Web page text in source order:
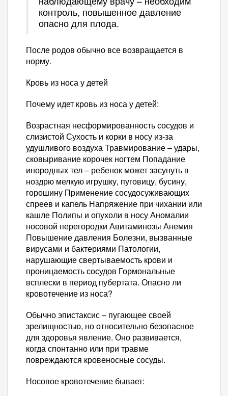
контроль, повышенное давление
опасно для плода.
После родов обычно все возвращается в
норму.
Кровь из носа у детей
Почему идет кровь из носа у детей:
Возрастная несформированность сосудов и
слизистой Сухость и корки в носу из-за
удушливого воздуха Травмирование – удары,
сковыривание корочек ногтем Попадание
инородных тел – ребенок может засунуть в
ноздрю мелкую игрушку, пуговицу, бусину,
горошину Применение сосудосуживающих
спреев и капель Напряжение при чихании или
кашле Полипы и опухоли в носу Аномалии
носовой перегородки Авитаминозы Анемия
Повышение давления Болезни, вызванные
вирусами и бактериями Патологии,
нарушающие свертываемость крови и
проницаемость сосудов Гормональные
всплески в период пубертата. Опасно ли
кровотечение из носа?
Обычно эпистаксис – пугающее своей
зрелищностью, но относительно безопасное
для здоровья явление. Оно развивается,
когда спонтанно или при травме
повреждаются кровеносные сосуды.
Носовое кровотечение бывает: